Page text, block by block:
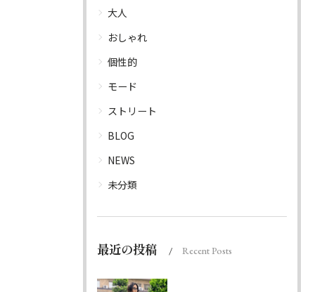
大人
おしゃれ
個性的
モード
ストリート
BLOG
NEWS
未分類
最近の投稿 Recent Posts